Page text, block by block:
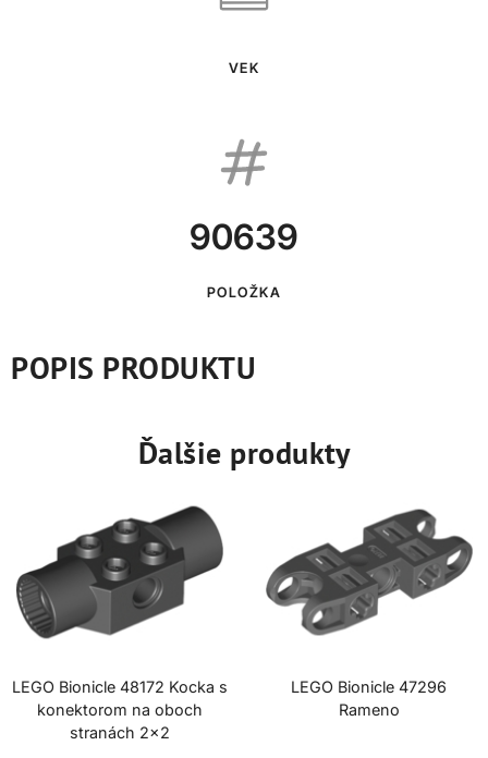
VEK
90639
POLOŽKA
POPIS PRODUKTU
Ďalšie produkty
LEGO Bionicle 48172 Kocka s
konektorom na oboch
stranách 2×2
LEGO Bionicle 47296
Rameno